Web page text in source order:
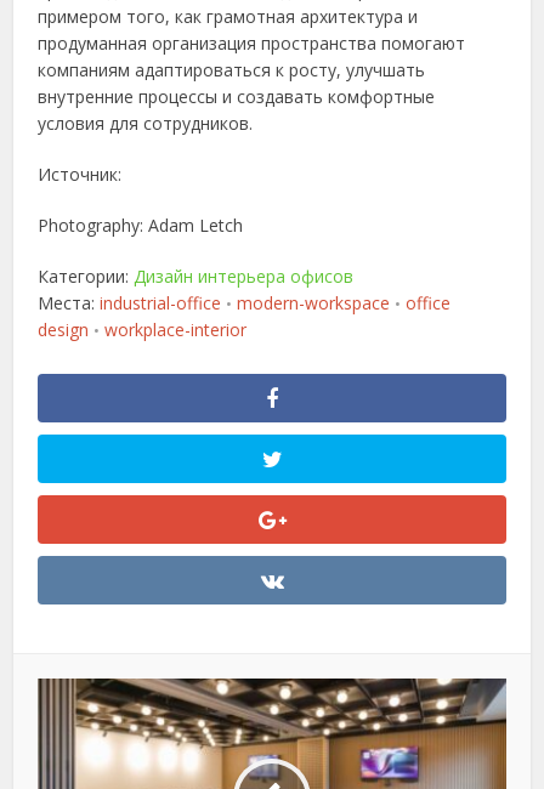
примером того, как грамотная архитектура и
продуманная организация пространства помогают
компаниям адаптироваться к росту, улучшать
внутренние процессы и создавать комфортные
условия для сотрудников.
Источник:
Photography: Adam Letch
Категории:Дизайн интерьера офисов
Места:industrial-office • modern-workspace • office
design • workplace-interior